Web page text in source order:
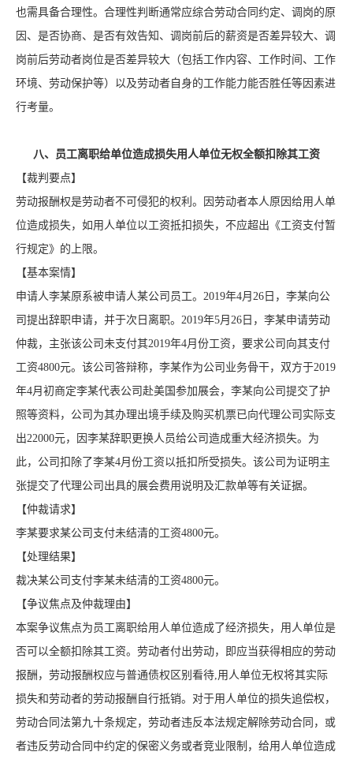
也需具备合理性。合理性判断通常应综合劳动合同约定、调岗的原
因、是否协商、是否有效告知、调岗前后的薪资是否差异较大、调
岗前后劳动者岗位是否差异较大（包括工作内容、工作时间、工作
环境、劳动保护等）以及劳动者自身的工作能力能否胜任等因素进
行考量。
八、员工离职给单位造成损失用人单位无权全额扣除其工资
【裁判要点】
劳动报酬权是劳动者不可侵犯的权利。因劳动者本人原因给用人单
位造成损失，如用人单位以工资抵扣损失，不应超出《工资支付暂
行规定》的上限。
【基本案情】
申请人李某原系被申请人某公司员工。2019年4月26日，李某向公
司提出辞职申请，并于次日离职。2019年5月26日，李某申请劳动
仲裁，主张该公司未支付其2019年4月份工资，要求公司向其支付
工资4800元。该公司答辩称，李某作为公司业务骨干，双方于2019
年4月初商定李某代表公司赴美国参加展会，李某向公司提交了护
照等资料，公司为其办理出境手续及购买机票已向代理公司实际支
出22000元，因李某辞职更换人员给公司造成重大经济损失。为
此，公司扣除了李某4月份工资以抵扣所受损失。该公司为证明主
张提交了代理公司出具的展会费用说明及汇款单等有关证据。
【仲裁请求】
李某要求某公司支付未结清的工资4800元。
【处理结果】
裁决某公司支付李某未结清的工资4800元。
【争议焦点及仲裁理由】
本案争议焦点为员工离职给用人单位造成了经济损失，用人单位是
否可以全额扣除其工资。劳动者付出劳动，即应当获得相应的劳动
报酬，劳动报酬权应与普通债权区别看待,用人单位无权将其实际
损失和劳动者的劳动报酬自行抵销。对于用人单位的损失追偿权，
劳动合同法第九十条规定，劳动者违反本法规定解除劳动合同，或
者违反劳动合同中约定的保密义务或者竞业限制，给用人单位造成